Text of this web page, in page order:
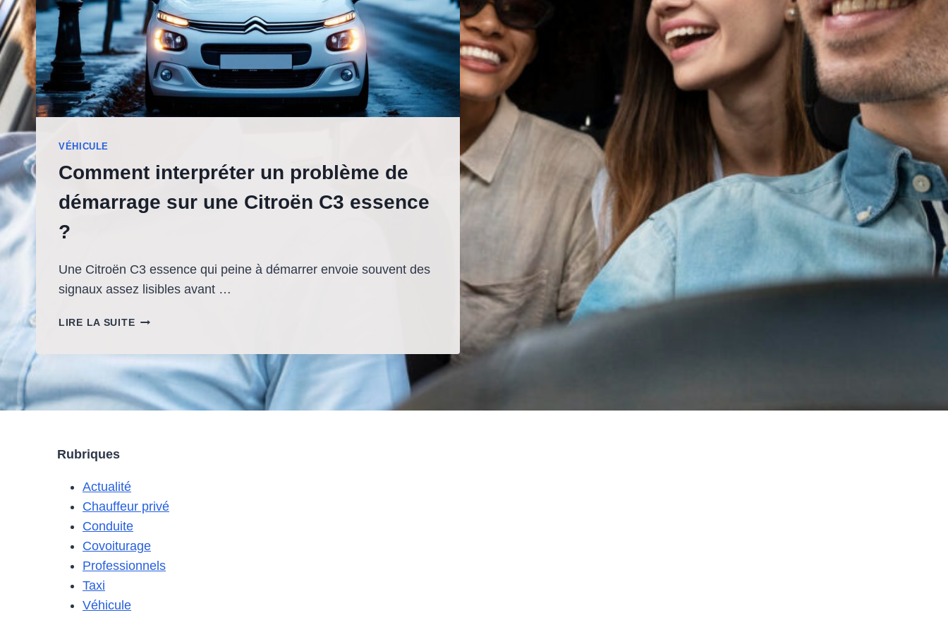
VÉHICULE
Comment interpréter un problème de
démarrage sur une Citroën C3 essence
?
Une Citroën C3 essence qui peine à démarrer envoie souvent des
signaux assez lisibles avant …
LIRE LA SUITECOMMENT
UN
PROBLÈME
DE
DÉMARRAGE
Rubriques
Actualité
Chauffeur privé
Conduite
Covoiturage
Professionnels
Taxi
Véhicule